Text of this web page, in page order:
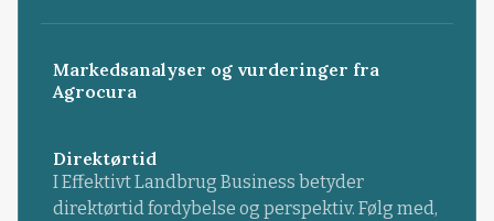
Markedsanalyser og vurderinger fra
Agrocura
Direktørtid
I Effektivt Landbrug Business betyder
direktørtid fordybelse og perspektiv. Følg med,